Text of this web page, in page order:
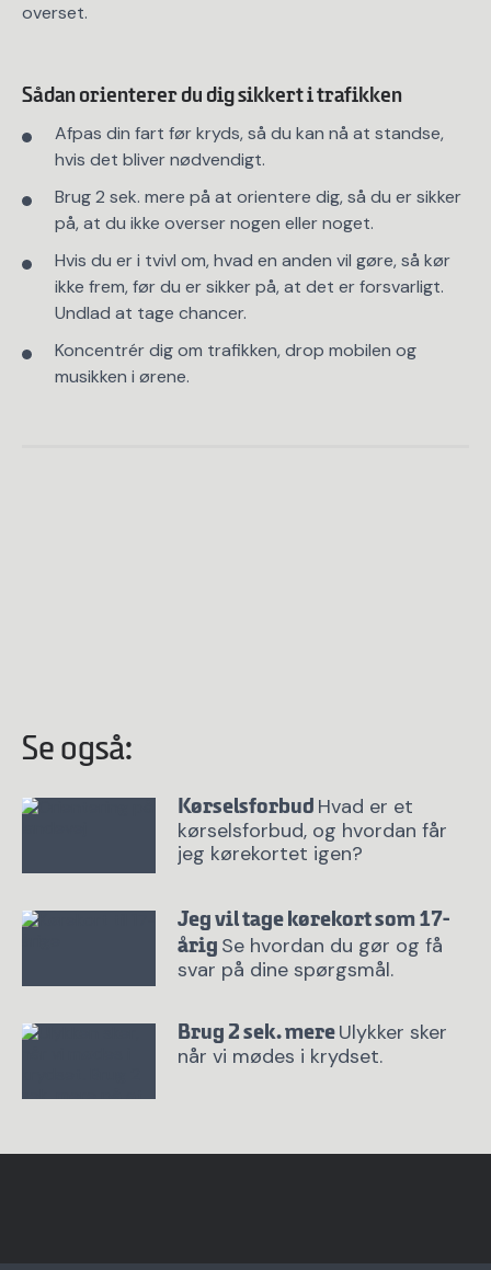
overset.
Sådan orienterer du dig sikkert i trafikken
Afpas din fart før kryds, så du kan nå at standse,
hvis det bliver nødvendigt.
Brug 2 sek. mere på at orientere dig, så du er sikker
på, at du ikke overser nogen eller noget.
Hvis du er i tvivl om, hvad en anden vil gøre, så kør
ikke frem, før du er sikker på, at det er forsvarligt.
Undlad at tage chancer.
Koncentrér dig om trafikken, drop mobilen og
musikken i ørene.
Se også:
Kørselsforbud Hvad er et
kørselsforbud, og hvordan får
jeg kørekortet igen?
Jeg vil tage kørekort som 17-
årig Se hvordan du gør og få
svar på dine spørgsmål.
Brug 2 sek. mereUlykker sker
når vi mødes i krydset.